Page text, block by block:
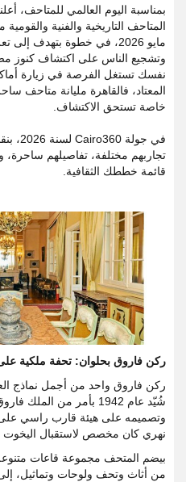
بمناسبة اليوم العالمي للمتاحف،
مايو 2026، في خطوة بتهدف
وتشجيع الناس على اكتشاف كنوز مصر
نفسك تستغل الفرصة في زيارة
المعتاد، فالقاهرة مليانة متاحف
خاصة تستحق الاكتشاف.
تجاربهم مختلفة، تفاصيلهم ساحرة،
قائمة خططك الثقافية.
ركن فاروق بحلوان: تحفة ملكية
ركن فاروق واحد من أجمل نماذج
شُيّد عام 1942 بأمر من
وتصميمه على هيئة قارب راسي
نهري كان مخصص لاستقبال اليخوت
بيضم المتحف مجموعة قاعات
من أثاث وتحف ولوحات وتماثيل،